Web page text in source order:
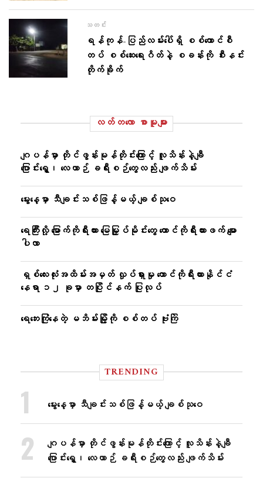
သတင်း
ရန်ကုန်-ပြည်လမ်းပေါ်ရှိ စစ်ကောင်စီ
တပ် စစ်ဆေးရေးဂိတ်နဲ့ စခန်းကို စီးနင်း
တိုက်ခိုက်
လတ်တ‌လော စာမူများ
ဂျပန်မှာ တိုင်ဖွန်းမုန်တိုင်းကြောင့် လူသိန်းနဲ့ချီ
ပြောင်းရွှေ့၊ လေယာဉ် ခရီးစဉ်တွေလည်း ဖျက်သိမ်း
မွေးနေ့မှာ သီချင်းသစ်ဖြန့်မယ့် ချစ်သုဝေ
ရေကြီးလို့ မြောက်ကိုရီးယား မြေမြှုပ်မိုင်းတွေ တောင်ကိုရီးယားဖက် မျော
ပါလာ
ရှစ်လေးလုံးအထိမ်းအမှတ် လှုပ်ရှားမှု တောင်ကိုရီးယားနိုင်ငံ
နေရာ ၁၂ ခုမှာ တပြိုင်နက် ပြုလုပ်
ရေဘေးကြုံနေတဲ့ မဘိမ်းမြို့ကို စစ်တပ် ဗုံးကြဲ
TRENDING
မွေးနေ့မှာ သီချင်းသစ်ဖြန့်မယ့် ချစ်သုဝေ
ဂျပန်မှာ တိုင်ဖွန်းမုန်တိုင်းကြောင့် လူသိန်းနဲ့ချီ
ပြောင်းရွှေ့၊ လေယာဉ် ခရီးစဉ်တွေလည်း ဖျက်သိမ်း